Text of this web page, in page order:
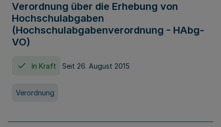
Verordnung über die Erhebung von
Hochschulabgaben
(Hochschulabgabenverordnung - HAbg-
VO)
In Kraft Seit 26. August 2015
Verordnung